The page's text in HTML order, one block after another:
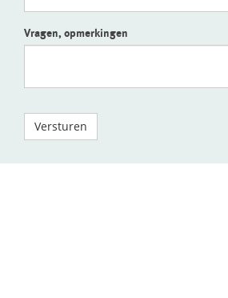
Vragen, opmerkingen